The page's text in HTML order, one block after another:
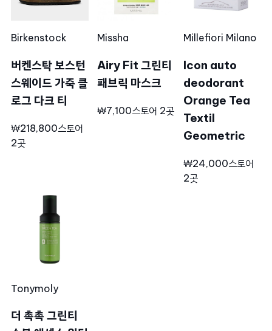
Birkenstock
버켄스탁 보스턴
스웨이드 가죽 클
로그 다크 티
₩218,800스토어
2곳
Missha
Airy Fit 그린티
패브릭 마스크
₩7,100스토어 2곳
Millefiori Milano
Icon auto
deodorant
Orange Tea
Textil
Geometric
₩24,000스토어
2곳
Tonymoly
더 촉촉 그린티